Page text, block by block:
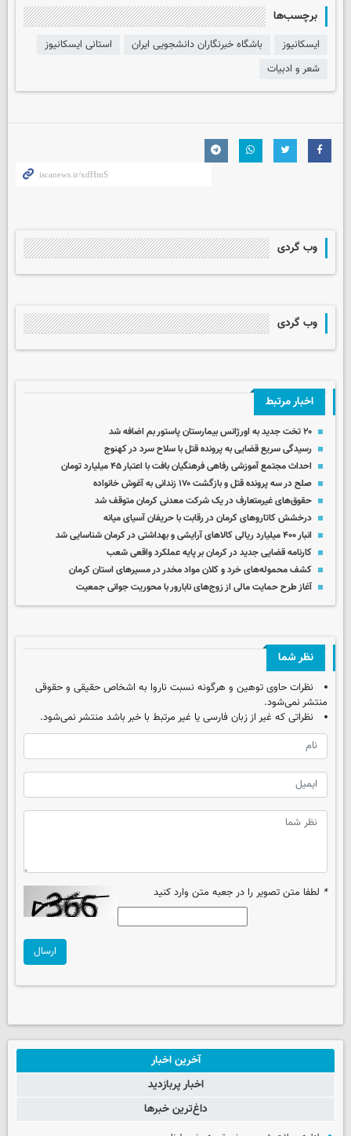
برچسب‌ها
ایسکانیوز باشگاه خبرنگاران دانشجویی ایران
استانی ایسکانیوز
شعر و ادبیات
وب گردی
وب گردی
اخبار مرتبط
۲۰ تخت جدید به اورژانس بیمارستان پاستور بم اضافه شد
رسیدگی سریع قضایی به پرونده قتل با سلاح سرد در کهنوج
احداث مجتمع آموزشی رفاهی فرهنگیان بافت با اعتبار ۴۵ میلیارد تومان
صلح در سه پرونده قتل و بازگشت ۱۷۰ زندانی به آغوش خانواده
حقوق‌های غیرمتعارف در یک شرکت معدنی کرمان متوقف شد
درخشش کاتاروهای کرمان در رقابت با حریفان آسیای میانه
انبار ۴۰۰ میلیارد ریالی کالاهای آرایشی و بهداشتی در کرمان شناسایی شد
کارنامه قضایی جدید در کرمان بر پایه عملکرد واقعی شعب
کشف محموله‌های خرد و کلان مواد مخدر در مسیرهای استان کرمان
آغاز طرح حمایت مالی از زوج‌های نابارور با محوریت جوانی جمعیت
نظر شما
نظرات حاوی توهین و هرگونه نسبت ناروا به اشخاص حقیقی و حقوقی
منتشر نمی‌شود.
نظراتی که غیر از زبان فارسی یا غیر مرتبط با خبر باشد منتشر نمی‌شود.
* لطفا متن تصویر را در جعبه متن وارد کنید
ارسال
آخرین اخبار
اخبار پربازدید
داغ‌ترین خبرها